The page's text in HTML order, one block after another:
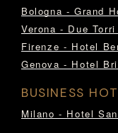
Bologna - Grand
Verona - Due
Firenze - Hotel
Genova - Hotel
BUSINESS
Milano - Hotel